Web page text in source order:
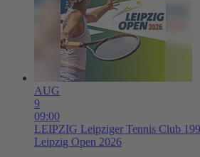
AUG
9
09:00
LEIPZIG Leipziger Tennis Club
Leipzig Open 2026